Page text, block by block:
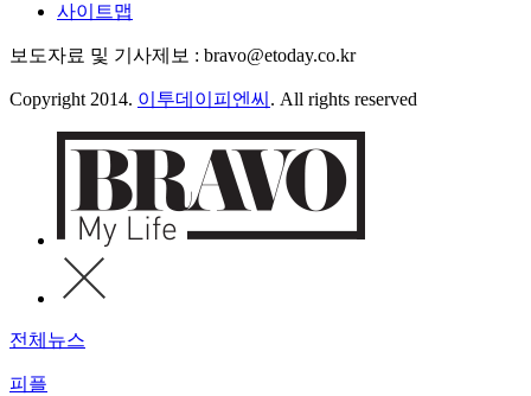
사이트맵
보도자료 및 기사제보 : bravo@etoday.co.kr
Copyright 2014. 이투데이피엔씨 . All rights reserved
전체뉴스
피플